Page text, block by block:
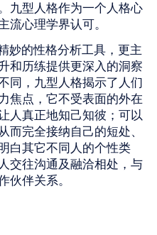
九型人格作为一个人格心
流心理学界认可。
妙的性格分析工具，更主
和历练提供更深入的洞察
同，九型人格揭示了人们
焦点，它不受表面的外在
人真正地知己知彼；可以
而完全接纳自己的短处、
白其它不同人的个性类
交往沟通及融洽相处，与
伙伴关系。